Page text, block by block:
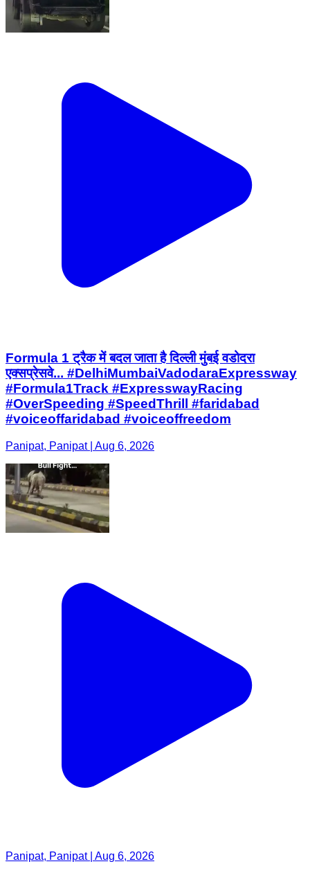
Formula 1 ट्रैक में बदल जाता है दिल्ली मुंबई वडोदरा
एक्सप्रेसवे... #DelhiMumbaiVadodaraExpressway
#Formula1Track #ExpresswayRacing
#OverSpeeding #SpeedThrill #faridabad
#voiceoffaridabad #voiceoffreedom
Panipat, Panipat | Aug 6, 2026
Panipat, Panipat | Aug 6, 2026